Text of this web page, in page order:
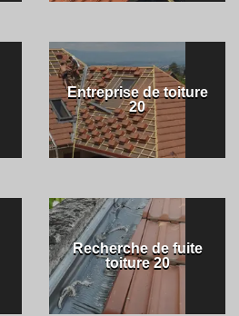
Entreprise de toiture
20
Recherche de fuite
toiture 20